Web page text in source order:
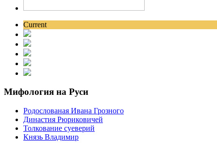
Current
Мифология на Руси
Родослованая Ивана Грозного
Династия Рюриковичей
Толкование суеверий
Князь Владимир